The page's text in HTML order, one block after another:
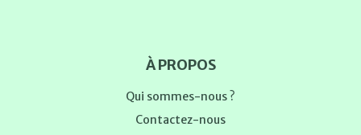
À PROPOS
Qui sommes-nous ?
Contactez-nous